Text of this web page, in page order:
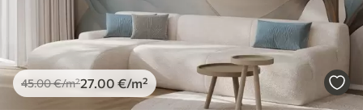
45.00€/m²27 .00 €/m²